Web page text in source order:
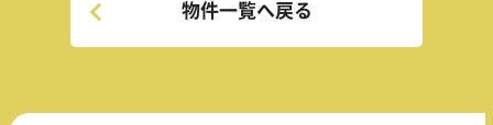
物件一覧へ戻る